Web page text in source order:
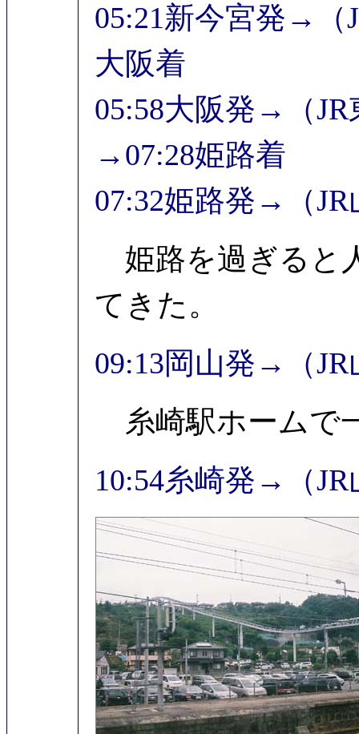
05:21新今宮発→（
大阪着
05:58大阪発→（
→07:28姫路着
07:32姫路発→（
姫路を過ぎると
てきた。
09:13岡山発→（
糸崎駅ホームで
10:54糸崎発→（